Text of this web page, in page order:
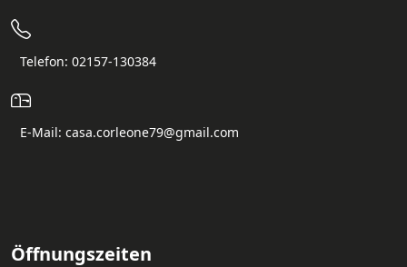
Telefon: 02157-130384
E-Mail: casa.corleone79@gmail.com
Öffnungszeiten